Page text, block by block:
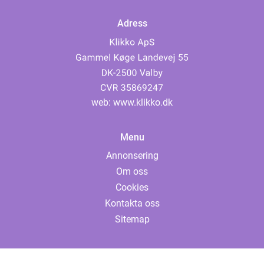
Adress
web: www.klikko.dk
Menu
Annonsering
Om oss
Cookies
Kontakta oss
Sitemap